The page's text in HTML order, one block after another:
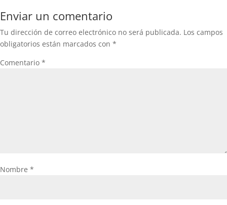
Enviar un comentario
Tu dirección de correo electrónico no será publicada. Los campos
obligatorios están marcados con *
Comentario *
Nombre *